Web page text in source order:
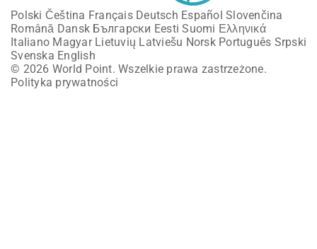
Polski Čeština Français Deutsch Español Slovenčina
Română Dansk Български Eesti Suomi Ελληνικά
Italiano Magyar Lietuvių Latviešu Norsk Português Srpski
Svenska English
© 2026 World Point. Wszelkie prawa zastrzeżone.
Polityka prywatności